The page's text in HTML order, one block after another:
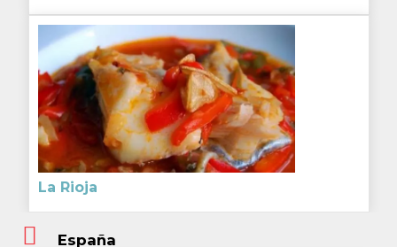
La Rioja
España